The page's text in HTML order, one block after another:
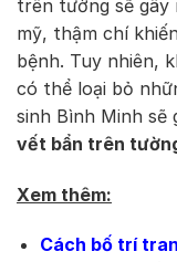
trên tường sẽ
mỹ, thậm chí
bệnh. Tuy nhiên,
có thể loại bỏ
sinh Bình Minh sẽ
vết bẩn trên
Xem thêm:
Cách bố trí